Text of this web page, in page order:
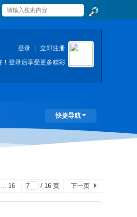
索
登录
立即注册
！登录后享受更多精彩
快捷导航
... 16 / 16 页 下一页